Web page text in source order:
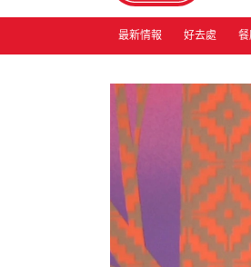
最新情報 好去處 餐